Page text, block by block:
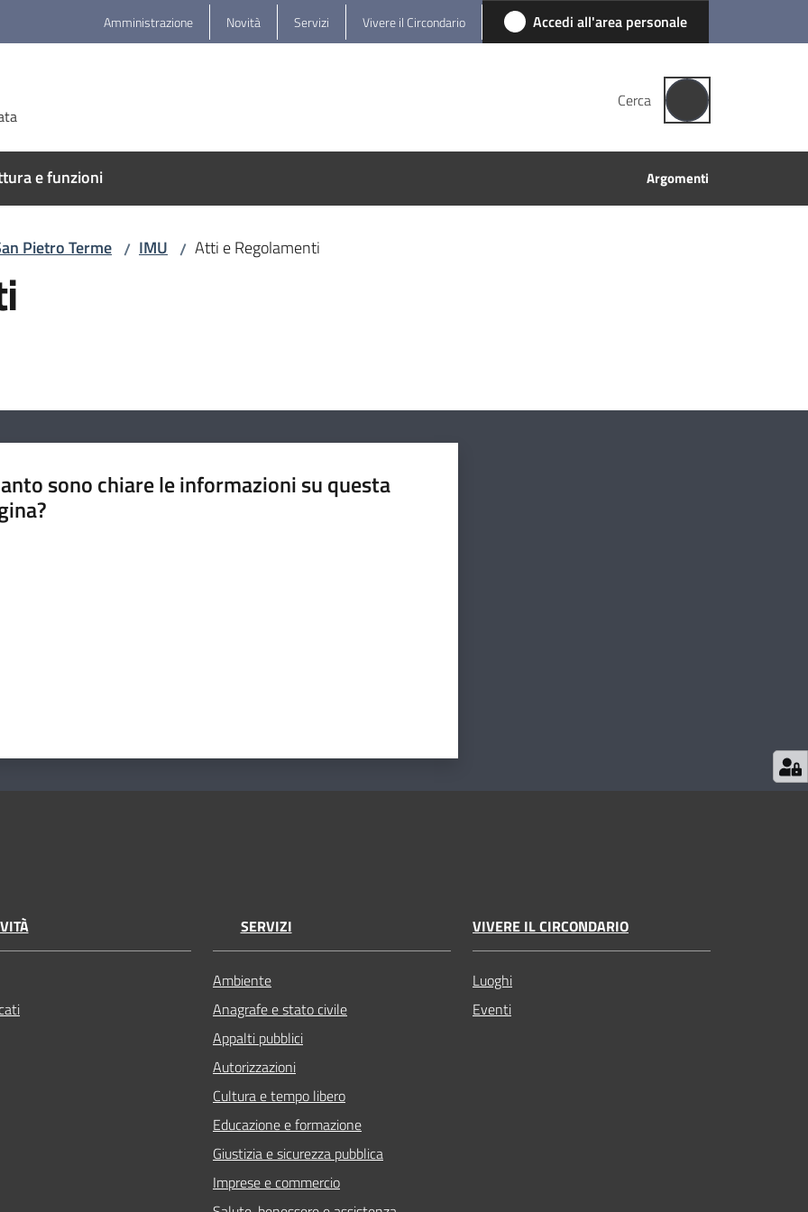
Amministrazione Novità Servizi Vivere il Circondario Accedi all'area personale
Cerca
e funzioni Argomenti
Pietro Terme / IMU / Atti e Regolamenti
sono chiare le informazioni su questa
SERVIZI
Ambiente
Anagrafe e stato civile
Appalti pubblici
Autorizzazioni
Cultura e tempo libero
Educazione e formazione
Giustizia e sicurezza pubblica
Imprese e commercio
VIVERE IL CIRCONDARIO
Luoghi
Eventi